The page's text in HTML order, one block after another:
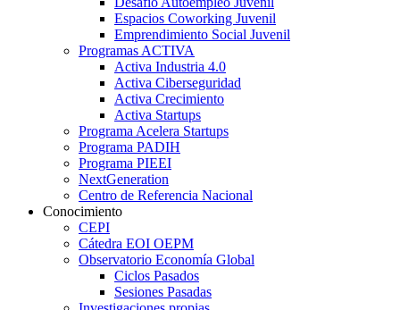
Espacios Coworking Juvenil
Emprendimiento Social Juvenil
Programas ACTIVA
Activa Industria 4.0
Activa Ciberseguridad
Activa Crecimiento
Activa Startups
Programa Acelera Startups
Programa PADIH
Programa PIEEI
NextGeneration
Centro de Referencia Nacional
Conocimiento
CEPI
Cátedra EOI OEPM
Observatorio Economía Global
Ciclos Pasados
Sesiones Pasadas